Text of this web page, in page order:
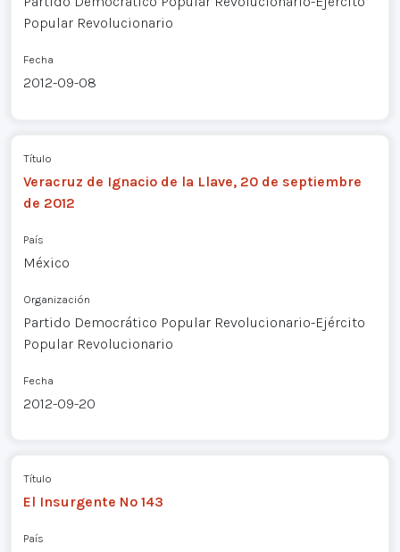
Popular Revolucionario
Fecha
2012-09-08
Título
Veracruz de Ignacio de la Llave, 20 de septiembre
de 2012
País
México
Organización
Partido Democrático Popular Revolucionario-Ejército
Popular Revolucionario
Fecha
2012-09-20
Título
El Insurgente Nº 143
País